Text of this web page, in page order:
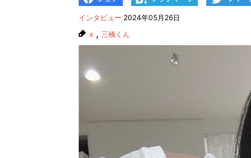
インタビュー 2024年05月26日
x , 三橋くん